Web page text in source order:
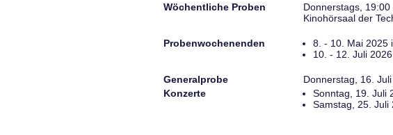
Wöchentliche Proben Donnerstags,
Kinohörsaal der
Probenwochenenden
8. - 10. Mai 2025
10. - 12. Juli
Generalprobe
Donnerstag, 16.
Konzerte
Sonntag, 19. Juli
Samstag, 25.